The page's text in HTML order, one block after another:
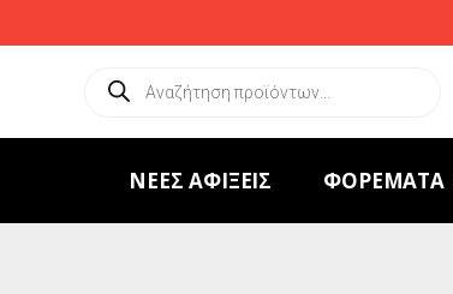
ΝΕΕΣ ΑΦΙΞΕΙΣ ΦΟΡΕΜΑΤΑ